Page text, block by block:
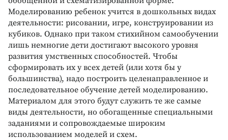
Моделированию ребенок учится в дошкольных видах
деятельности: рисовании, игре, конструировании из
кубиков. Однако при таком стихийном самообучении
лишь немногие дети достигают высокого уровня
развития умственных способностей. Чтобы
сформировать их у всех детей (или хотя бы у
большинства), надо построить целенаправленное и
последовательное обучение детей моделированию.
Материалом для этого будут служить те же самые
виды деятельности, но обогащенные специальными
заданиями и сопровождаемые широким
использованием моделей и схем.